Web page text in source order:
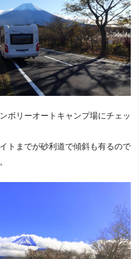
ボリーオートキャンプ場にチェッ
トまでが砂利道で傾斜も有るので